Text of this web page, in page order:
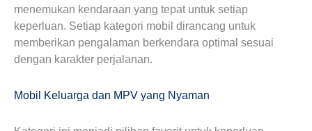
menemukan kendaraan yang tepat untuk setiap
keperluan. Setiap kategori mobil dirancang untuk
memberikan pengalaman berkendara optimal sesuai
dengan karakter perjalanan.
Mobil Keluarga dan MPV yang Nyaman